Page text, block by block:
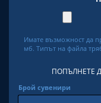
Имате възможност да
мб. Типът на файла
ПОПЪЛНЕТЕ
Брой сувенири